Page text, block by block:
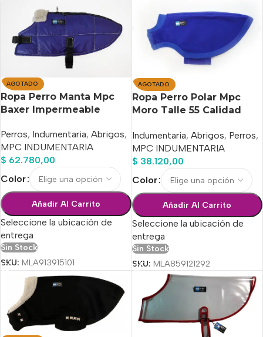
AGOTADO
Ropa Perro Manta Mpc
Baxer Impermeable
Perros, Indumentaria, Abrigos,
MPC INDUMENTARIA
$ 62.780,00
Color
Añadir Al Carrito
Seleccione la ubicación de
entrega
Sin Stock
SKU: MLA913915101
AGOTADO
Ropa Perro Polar Mpc
Moro Talle 55 Calidad
Indumentaria, Abrigos, Perros,
MPC INDUMENTARIA
$ 38.120,00
Color
Añadir Al Carrito
Seleccione la ubicación de
entrega
Sin Stock
SKU: MLA859121292